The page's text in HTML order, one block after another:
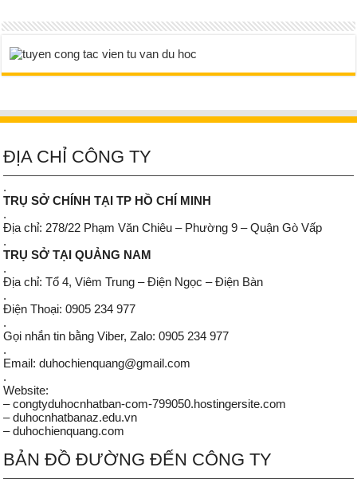
ĐỊA CHỈ CÔNG TY
.
TRỤ SỞ CHÍNH TẠI TP HỒ CHÍ MINH
.
Địa chỉ: 278/22 Phạm Văn Chiêu – Phường 9 – Quận Gò Vấp
.
TRỤ SỞ TẠI QUẢNG NAM
.
Địa chỉ: Tổ 4, Viêm Trung – Điện Ngọc – Điện Bàn
.
Điện Thoại: 0905 234 977
.
Gọi nhắn tin bằng Viber, Zalo: 0905 234 977
.
Email: duhochienquang@gmail.com
.
Website:
– congtyduhocnhatban-com-799050.hostingersite.com
– duhocnhatbanaz.edu.vn
– duhochienquang.com
BẢN ĐỒ ĐƯỜNG ĐẾN CÔNG TY